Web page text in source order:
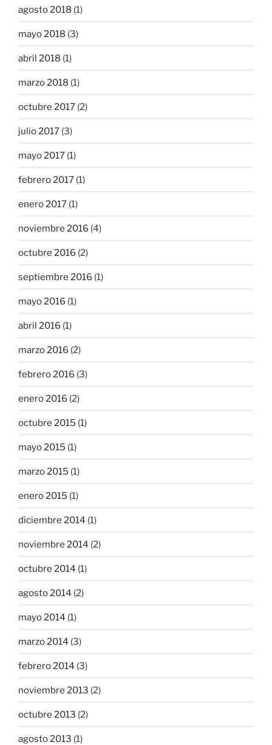
agosto 2018 (1)
mayo 2018 (3)
abril 2018 (1)
marzo 2018 (1)
octubre 2017 (2)
julio 2017 (3)
mayo 2017 (1)
febrero 2017 (1)
enero 2017 (1)
noviembre 2016 (4)
octubre 2016 (2)
septiembre 2016 (1)
mayo 2016 (1)
abril 2016 (1)
marzo 2016 (2)
febrero 2016 (3)
enero 2016 (2)
octubre 2015 (1)
mayo 2015 (1)
marzo 2015 (1)
enero 2015 (1)
diciembre 2014 (1)
noviembre 2014 (2)
octubre 2014 (1)
agosto 2014 (2)
mayo 2014 (1)
marzo 2014 (3)
febrero 2014 (3)
noviembre 2013 (2)
octubre 2013 (2)
agosto 2013 (1)